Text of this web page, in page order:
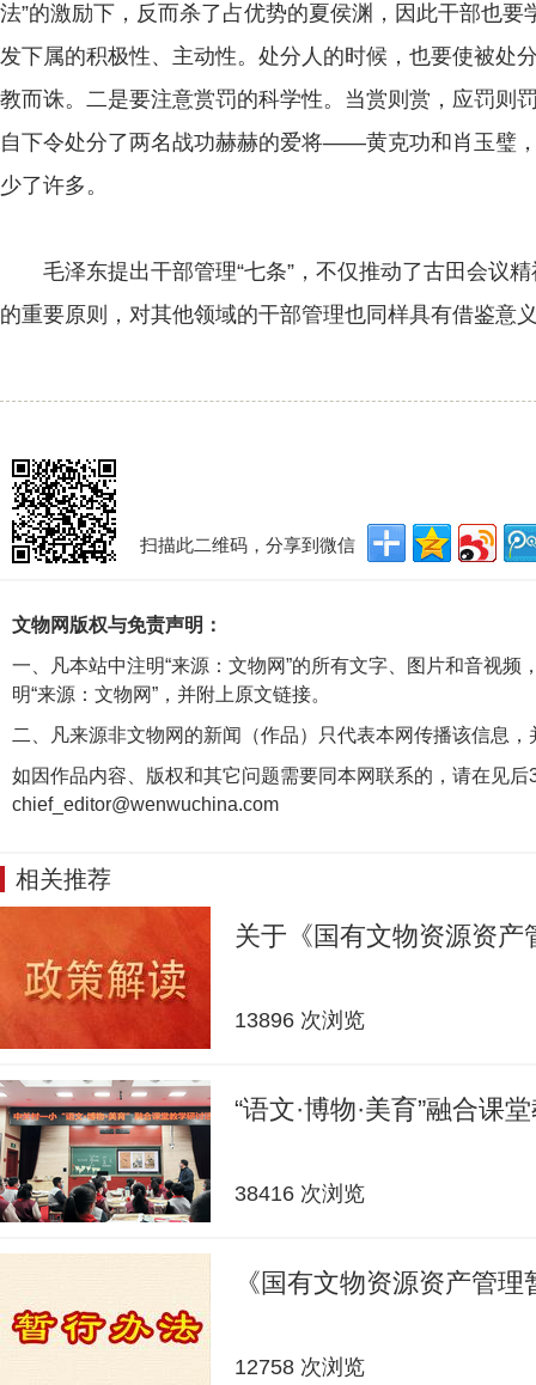
法”的激励下，反而杀了占优势的夏侯渊，因此干部也
发下属的积极性、主动性。处分人的时候，也要使被处
教而诛。二是要注意赏罚的科学性。当赏则赏，应罚则
自下令处分了两名战功赫赫的爱将——黄克功和肖玉璧
少了许多。
毛泽东提出干部管理“七条”，不仅推动了古田会议精
的重要原则，对其他领域的干部管理也同样具有借鉴意
扫描此二维码，分享到微信
文物网版权与免责声明：
一、凡本站中注明“来源：文物网”的所有文字、图片和音视
明“来源：文物网”，并附上原文链接。
二、凡来源非文物网的新闻（作品）只代表本网传播该信息
如因作品内容、版权和其它问题需要同本网联系的，请在见后
chief_editor@wenwuchina.com
相关推荐
关于《国有文物资源资
13896 次浏览
“语文·博物·美育”融合课
38416 次浏览
《国有文物资源资产管
12758 次浏览